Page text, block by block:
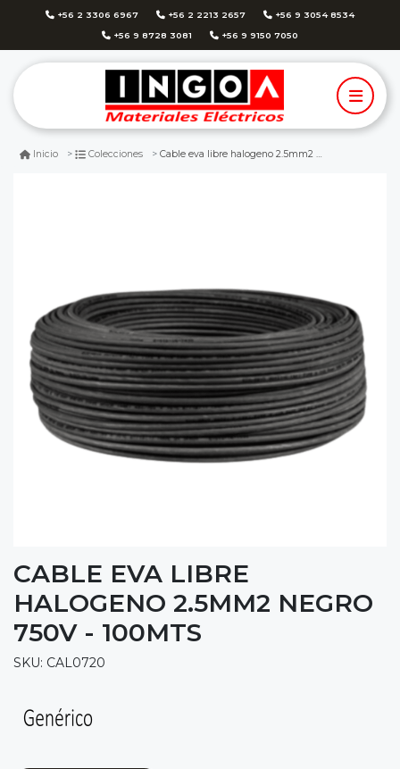
+56 2 3306 6967 +56 2 2213 2657 +56 9 3054 8534
+56 9 8728 3081 +56 9 9150 7050
Inicio Colecciones Cable eva libre halogeno 2.5mm2 negro 750v - 100mts
CABLE EVA LIBRE
HALOGENO 2.5MM2 NEGRO
750V - 100MTS
SKU: CAL0720